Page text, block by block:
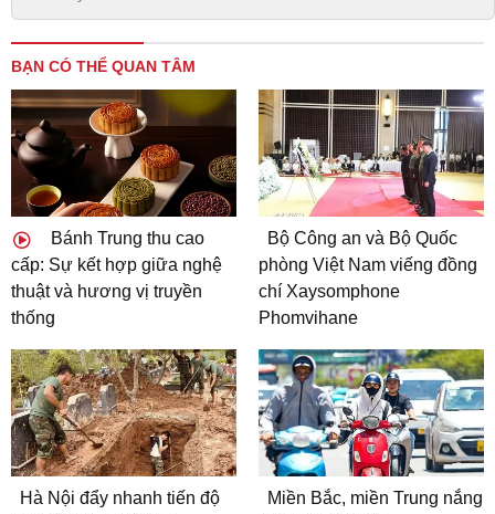
BẠN CÓ THỂ QUAN TÂM
Bánh Trung thu cao
cấp: Sự kết hợp giữa nghệ
thuật và hương vị truyền
thống
Bộ Công an và Bộ Quốc
phòng Việt Nam viếng đồng
chí Xaysomphone
Phomvihane
Hà Nội đẩy nhanh tiến độ
Miền Bắc, miền Trung nắng